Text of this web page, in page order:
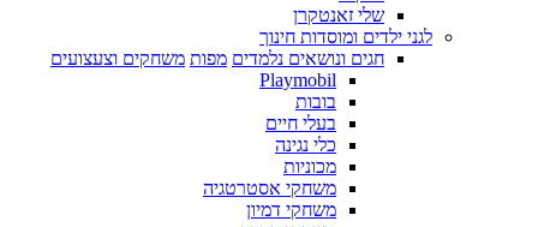
שלי זאנטקרן
לגני ילדים ומוסדות חינוך
חגים ונושאים נלמדים מפות משחקים וצעצועים
Playmobil
בובות
בעלי חיים
כלי נגינה
מכוניות
משחקי אסטרטגיה
משחקי דמיון